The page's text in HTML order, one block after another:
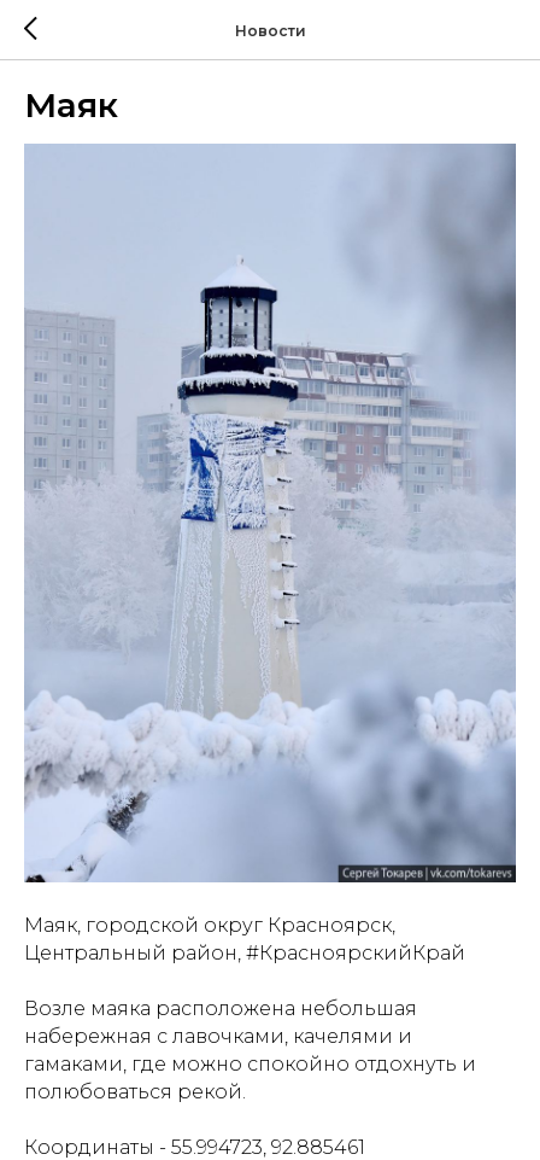
Новости
Маяк
Маяк, городской округ Красноярск,
Центральный район, #КрасноярскийКрай
Возле маяка расположена небольшая
набережная с лавочками, качелями и
гамаками, где можно спокойно отдохнуть и
полюбоваться рекой.
Координаты - 55.994723, 92.885461